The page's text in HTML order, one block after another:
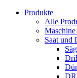
Produkte
Alle
Saat und